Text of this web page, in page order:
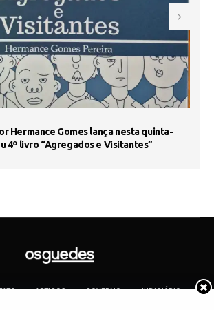
Hermance Gomes lança nesta quinta-
4º livro “Agregados e Visitantes”
ARTIGOS GOVERNO
JUDICIÁRIO